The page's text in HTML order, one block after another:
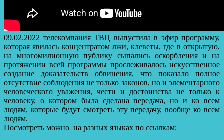
09.02.2022 телекомпания ТВЦ выпустила в эфир программу,
которая явилась концентратом лжи, клеветы, где в открытую,
на многомилионную публику сыпались оскорбления и на
протяжении всей программы прослеживалось искусственное
создание доказательств обвинения, что показало полное
отсутствие соблюдения не только законов, но и элементарного
человеческого уважения, чести и достоинства не только к
человеку, о котором была сделана передача, но и ко всем
людям, которые будут смотреть эту передачу, вообще ко всем
людям.
Посмотреть можно на разных языках по ссылкам: